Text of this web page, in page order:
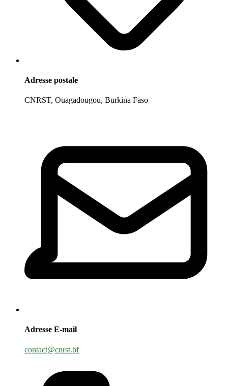
Adresse postale
CNRST, Ouagadougou, Burkina Faso
Adresse E-mail
contact@cnrst.bf